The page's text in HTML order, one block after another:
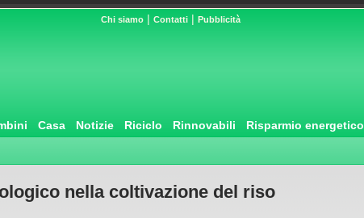
Chi siamo | Contatti | Pubblicità
Casa Notizie Riciclo Rinnovabili Risparmio energetico
nella coltivazione del riso